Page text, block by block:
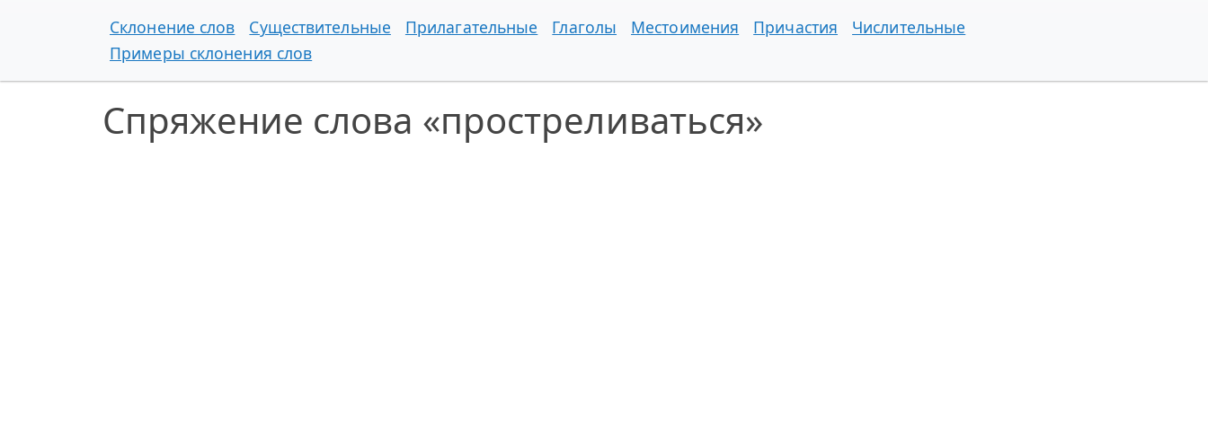
Склонение слов Существительные Прилагательные Глаголы Местоимения Причастия
Числительные
Примеры склонения слов
Спряжение слова «простреливаться»